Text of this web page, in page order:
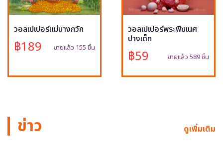
วอลเปเปอร์แม่นางกวัก
฿189 ขายแล้ว 155 ชิ้น
วอลเปเปอร์พระพิฆเนศ
ปางเด็ก
฿59 ขายแล้ว 589 ชิ้น
ข่าว ดูเพิ่มเติม